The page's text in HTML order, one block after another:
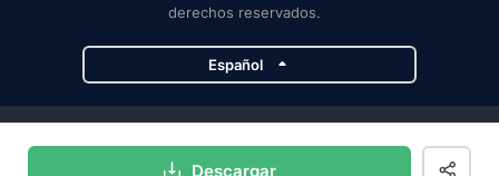
Descargar
derechos reservados.
Español